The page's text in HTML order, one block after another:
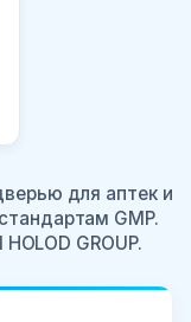
для аптек и
GMP.
GROUP.